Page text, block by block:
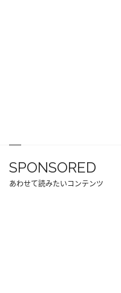
SPONSORED
あわせて読みたいコンテンツ